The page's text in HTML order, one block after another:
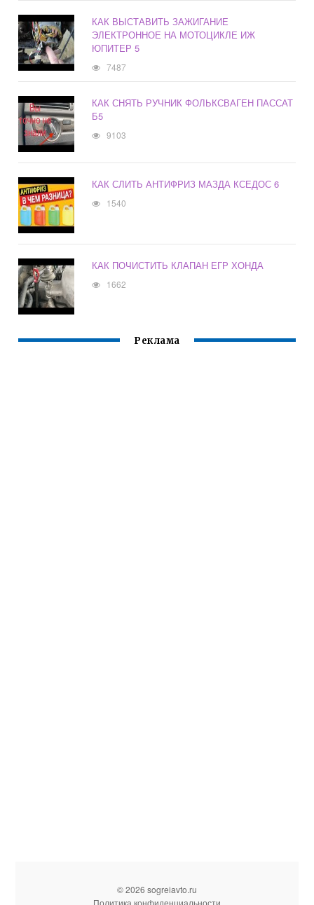
КАК ВЫСТАВИТЬ ЗАЖИГАНИЕ
ЭЛЕКТРОННОЕ НА МОТОЦИКЛЕ ИЖ
ЮПИТЕР 5
7487
КАК СНЯТЬ РУЧНИК ФОЛЬКСВАГЕН ПАССАТ
Б5
9103
КАК СЛИТЬ АНТИФРИЗ МАЗДА КСЕДОС 6
1540
КАК ПОЧИСТИТЬ КЛАПАН ЕГР ХОНДА
1662
Реклама
© 2026 sogreiavto.ru